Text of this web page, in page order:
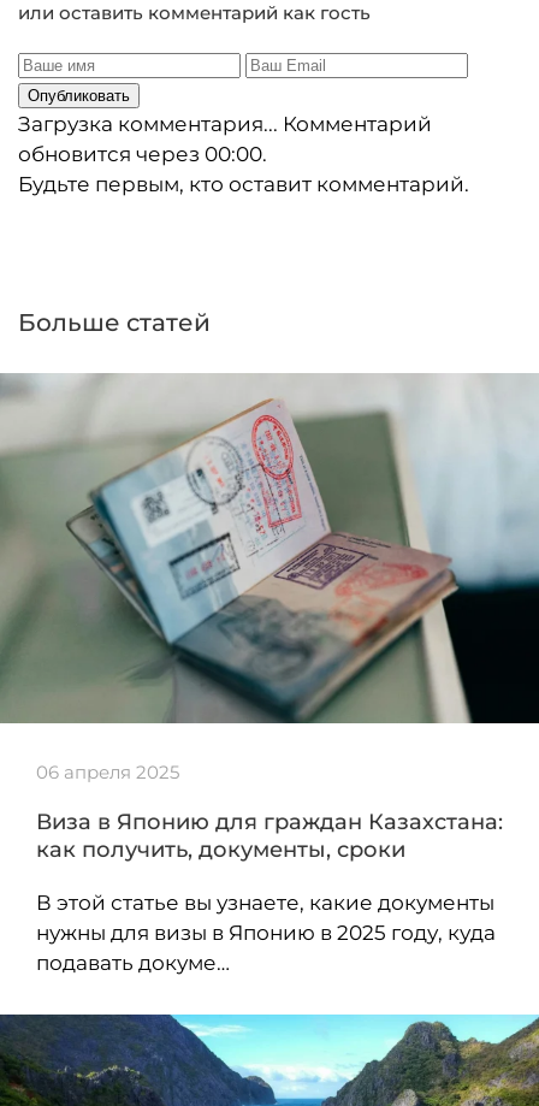
или оставить комментарий как гость
Опубликовать
Загрузка комментария... Комментарий
обновится через 00:00.
Будьте первым, кто оставит комментарий.
Больше статей
06 апреля 2025
Виза в Японию для граждан Казахстана:
как получить, документы, сроки
В этой статье вы узнаете, какие документы
нужны для визы в Японию в 2025 году, куда
подавать докуме…